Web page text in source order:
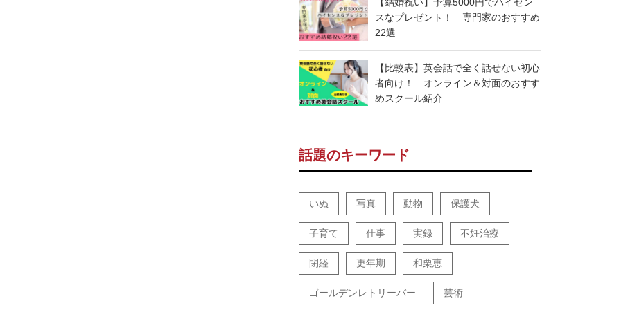
スなプレゼント！ 専門家のおすすめ
22選
【比較表】英会話で全く話せない初心
者向け！ オンライン＆対面のおすす
めスクール紹介
話題のキーワード
いぬ 写真 動物 保護犬
子育て 仕事 実録 不妊治療
閉経 更年期 和栗恵
ゴールデンレトリーバー 芸術